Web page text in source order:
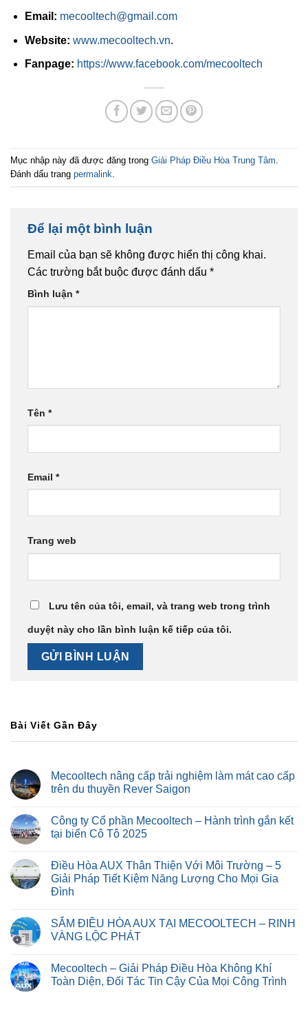
Email: mecooltech@gmail.com
Website: www.mecooltech.vn.
Fanpage: https://www.facebook.com/mecooltech
Mục nhập này đã được đăng trong Giải Pháp Điều Hòa Trung Tâm
Đánh dấu trang permalink
Để lại một bình luận
Email của bạn sẽ không được hiển thị công khai.
Các trường bắt buộc được đánh dấu *
Bình luận *
Tên *
Email *
Trang web
Lưu tên của tôi, email, và trang web trong trình
duyệt này cho lần bình luận kế tiếp của tôi.
Bài Viết Gần Đây
Mecooltech nâng cấp trải nghiệm làm mát cao cấp
trên du thuyền Rever Saigon
Công ty Cổ phần Mecooltech – Hành trình gắn kết
tại biển Cô Tô 2025
Điều Hòa AUX Thân Thiện Với Môi Trường – 5
Giải Pháp Tiết Kiệm Năng Lượng Cho Mọi Gia
Đình
SẮM ĐIỀU HÒA AUX TẠI MECOOLTECH – RINH
VÀNG LỘC PHÁT
Mecooltech – Giải Pháp Điều Hòa Không Khí
Toàn Diện, Đối Tác Tin Cậy Của Mọi Công Trình